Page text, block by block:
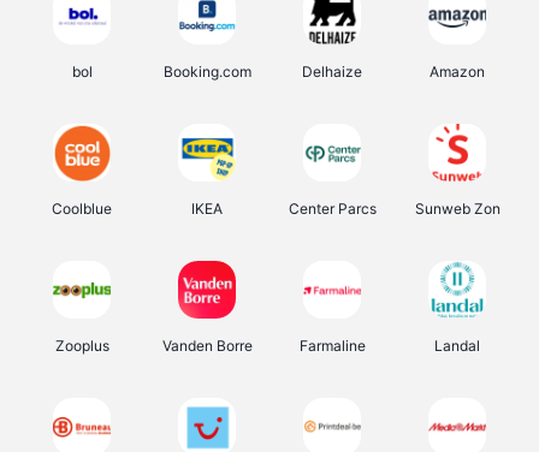
bol Booking.com Delhaize Amazon
Coolblue IKEA Center Parcs Sunweb Zon
Zooplus Vanden Borre Farmaline Landal